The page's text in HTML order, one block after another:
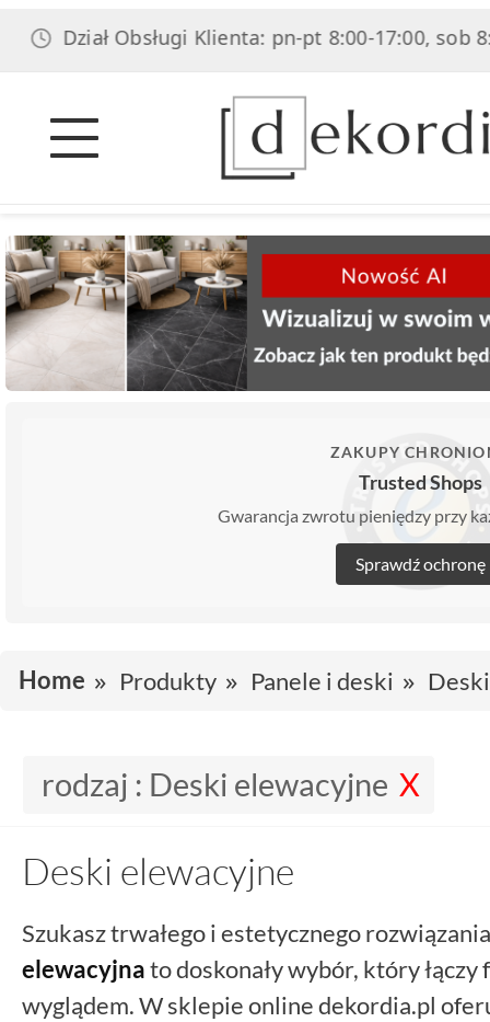
Dział Obsługi Klienta: pn-pt 8:00-17:00, sob 8:00-
ZAKUPY
Trusted Shops
Gwarancja zwrotu pieniędzy przy
Sprawdź ochronę
Home Produkty Panele i deski
rodzaj : Deski elewacyjne
Deski elewacyjne
Szukasz trwałego i estetycznego
elewacyjnato doskonały wybór, który
wyglądem. W sklepie online dekordia.pl